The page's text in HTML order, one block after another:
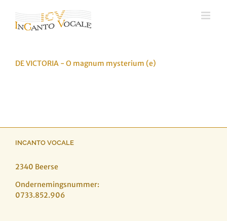
inhoud
DE VICTORIA - O magnum mysterium (e)
INCANTO VOCALE
2340 Beerse
Ondernemingsnummer:
0733.852.906